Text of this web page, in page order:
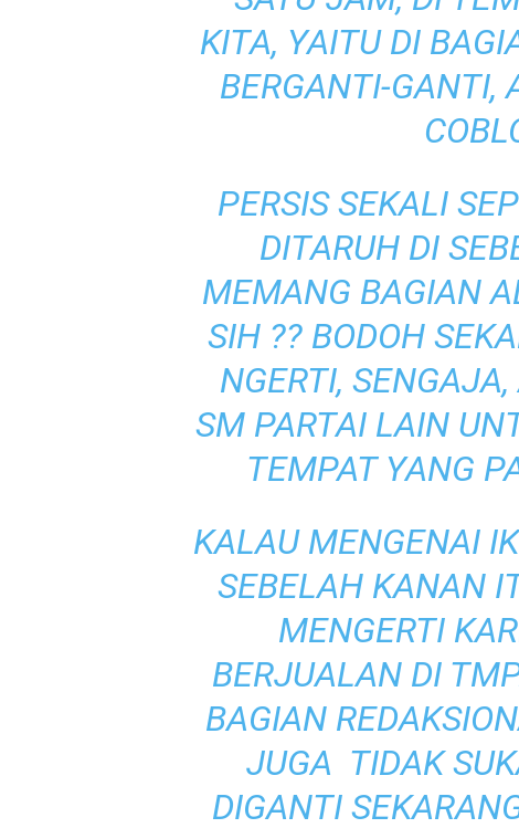
KITA, YAITU DI
BERGANTI-GANTI,
PERSIS SEKALI
DITARUH DI
MEMANG BAGIAN
SIH ?? BODOH
NGERTI,
SM PARTAI LAIN
TEMPAT YANG
KALAU MENGENAI
SEBELAH KANAN
MENGERTI
BERJUALAN DI
BAGIAN
JUGA TIDAK
DIGANTI